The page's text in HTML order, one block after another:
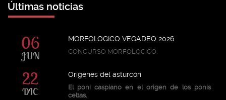
Últimas noticias
06
JUN
MORFOLOGICO VEGADEO 2026
CONCURSO MORFOLÓGICO.
22
DIC
Orígenes del asturcón
El poni caspiano en el origen de los ponis
celtas.